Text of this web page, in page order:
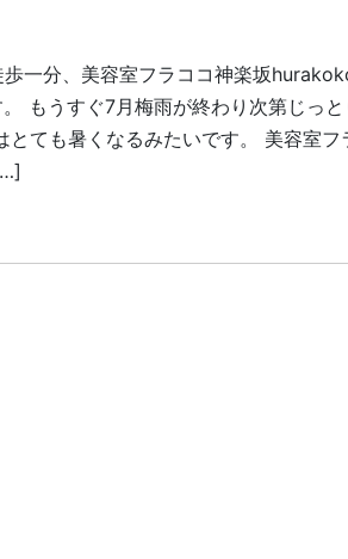
一分、美容室フラココ神楽坂
もうすぐ7月梅雨が終わり次第じっと
とても暑くなるみたいです。 美容室フ